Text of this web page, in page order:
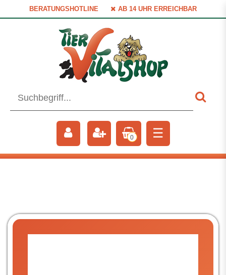
BERATUNGSHOTLINE AB 14 UHR ERREICHBAR
0 ☰